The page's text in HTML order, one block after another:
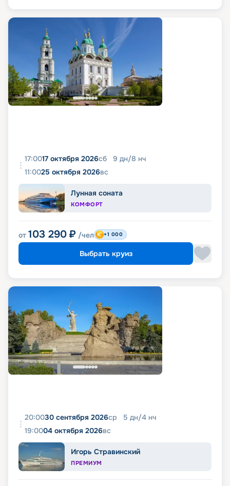
17:0017 октября 2026сб 9 дн/8 нч
11:0025 октября 2026вс
Лунная соната
КОМФОРТ
от 103 290 ₽ /чел +1 000
Выбрать круиз
20:0030 сентября 2026ср 5 дн/4 нч
19:0004 октября 2026вс
Игорь Стравинский
ПРЕМИУМ